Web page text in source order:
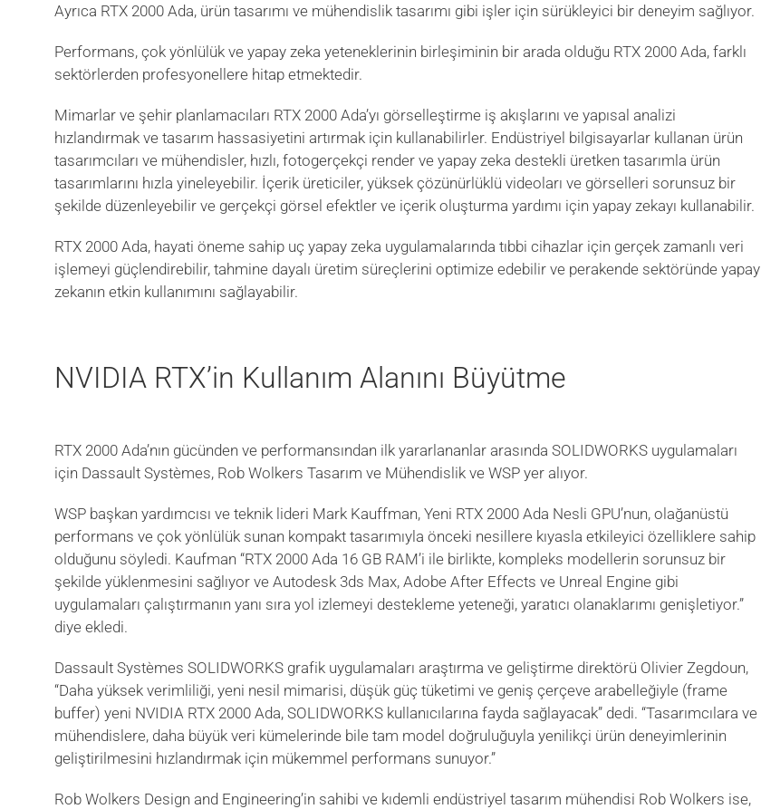
Ayrıca RTX 2000 Ada, ürün tasarımı ve mühendislik tasarımı gibi işler için sürükleyici bir deneyim sağlıyor.
Performans, çok yönlülük ve yapay zeka yeteneklerinin birleşiminin bir arada olduğu RTX 2000 Ada, farklı
sektörlerden profesyonellere hitap etmektedir.
Mimarlar ve şehir planlamacıları RTX 2000 Ada’yı görselleştirme iş akışlarını ve yapısal analizi
hızlandırmak ve tasarım hassasiyetini artırmak için kullanabilirler. Endüstriyel bilgisayarlar kullanan ürün
tasarımcıları ve mühendisler, hızlı, fotogerçekçi render ve yapay zeka destekli üretken tasarımla ürün
tasarımlarını hızla yineleyebilir. İçerik üreticiler, yüksek çözünürlüklü videoları ve görselleri sorunsuz bir
şekilde düzenleyebilir ve gerçekçi görsel efektler ve içerik oluşturma yardımı için yapay zekayı kullanabilir.
RTX 2000 Ada, hayati öneme sahip uç yapay zeka uygulamalarında tıbbi cihazlar için gerçek zamanlı veri
işlemeyi güçlendirebilir, tahmine dayalı üretim süreçlerini optimize edebilir ve perakende sektöründe yapay
zekanın etkin kullanımını sağlayabilir.
NVIDIA RTX’in Kullanım Alanını Büyütme
RTX 2000 Ada’nın gücünden ve performansından ilk yararlananlar arasında SOLIDWORKS uygulamaları
için Dassault Systèmes, Rob Wolkers Tasarım ve Mühendislik ve WSP yer alıyor.
WSP başkan yardımcısı ve teknik lideri Mark Kauffman, Yeni RTX 2000 Ada Nesli GPU’nun, olağanüstü
performans ve çok yönlülük sunan kompakt tasarımıyla önceki nesillere kıyasla etkileyici özelliklere sahip
olduğunu söyledi. Kaufman “RTX 2000 Ada 16 GB RAM’i ile birlikte, kompleks modellerin sorunsuz bir
şekilde yüklenmesini sağlıyor ve Autodesk 3ds Max, Adobe After Effects ve Unreal Engine gibi
uygulamaları çalıştırmanın yanı sıra yol izlemeyi destekleme yeteneği, yaratıcı olanaklarımı genişletiyor.”
diye ekledi.
Dassault Systèmes SOLIDWORKS grafik uygulamaları araştırma ve geliştirme direktörü Olivier Zegdoun,
“Daha yüksek verimliliği, yeni nesil mimarisi, düşük güç tüketimi ve geniş çerçeve arabelleğiyle (frame
buffer) yeni NVIDIA RTX 2000 Ada, SOLIDWORKS kullanıcılarına fayda sağlayacak” dedi. “Tasarımcılara ve
mühendislere, daha büyük veri kümelerinde bile tam model doğruluğuyla yenilikçi ürün deneyimlerinin
geliştirilmesini hızlandırmak için mükemmel performans sunuyor.”
Rob Wolkers Design and Engineering’in sahibi ve kıdemli endüstriyel tasarım mühendisi Rob Wolkers ise,